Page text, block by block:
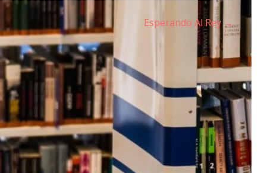
Esperando Al Rey →